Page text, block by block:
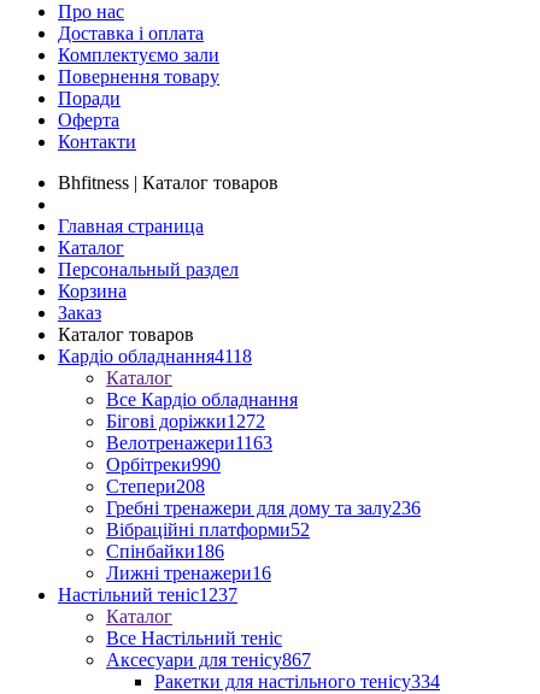
Про нас
Доставка і оплата
Комплектуємо зали
Повернення товару
Поради
Оферта
Контакти
Bhfitness | Каталог товаров
Главная страница
Каталог
Персональный раздел
Корзина
Заказ
Каталог товаров
Кардіо обладнання4118
Каталог
Все Кардіо обладнання
Бігові доріжки1272
Велотренажери1163
Орбітреки990
Степери208
Гребні тренажери для дому та залу236
Вібраційні платформи52
Спінбайки186
Лижні тренажери16
Настільний теніс1237
Каталог
Все Настільний теніс
Аксесуари для тенісу867
Ракетки для настільного тенісу334